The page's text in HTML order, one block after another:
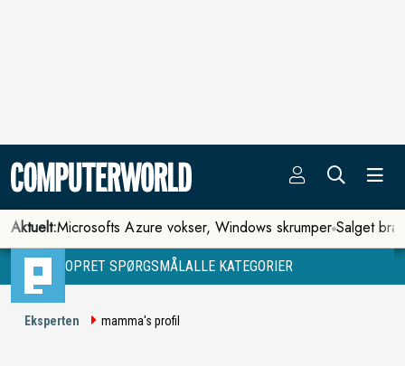
Aktuelt:Microsofts Azure vokser, Windows skrumper Salget
OPRET SPØRGSMÅLALLE KATEGORIER
Eksperten mamma's profil